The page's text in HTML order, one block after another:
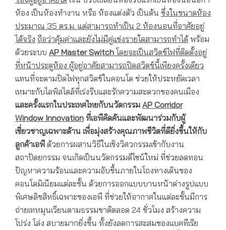
ห้อง เป็นห้องทำงาน หรือ ห้องแต่งตัว เป็นต้น ซึ่งในขนาดห้อง
ประมาณ 35 ตร.ม. แต่สามารถทำเป็น 2 ห้องนอนที่อาศัยอยู่
ได้จริง ถือว่าคุ้มค่าและยังไม่มีคู่แข่งรายใดสามารถทำได้พร้อม
ด้วยระบบ AP Master Switch โดยจะเป็นสวิตช์ไฟที่ติดตั้งอยู่
ที่หน้าประตูห้อง ผู้อยู่อาศัยสามารถปิดสวิตช์นี้เพียงครั้งเดียว
แทนที่จะตามปิดไฟทุกสวิตช์ในคอนโด ช่วยให้ประหยัดเวลา
เหมาะกับไลฟ์สไตล์ที่เร่งรีบและรักความสะดวกของคนเมือง
และครั้งแรกในประเทศไทยกับนวัตกรรม AP Corridor
Window Innovation ที่เอพีคิดค้นและพัฒนาร่วมกับผู้
เชี่ยวชาญเฉพาะด้าน เพื่อมุ่งสร้างคุณภาพชีวิตที่ดียิ่งขึ้นให้กับ
ลูกค้าเอพี ด้วยการผสานวิธีในเชิงวิศวกรรมเข้ากับงาน
สถาปัตยกรรม จนเกิดเป็นนวัตกรรมดีไซน์ใหม่ ที่ช่วยลดทอน
ปัญหาความร้อนและความอับชื้นภายในโถงทางเดินของ
คอนโดมิเนียมแต่ละชั้น ด้วยการออกแบบบานหน้าต่างรูปแบบ
พิเศษลิขสิทธิ์เฉพาะของเอพี ที่ช่วยให้อากาศในแต่ละชั้นมีการ
ถ่ายเทหมุนเวียนตามธรรมชาติตลอด 24 ชั่วโมง สร้างความ
โปร่ง โล่ง สบายมากยิ่งขึ้น ทั้งยังลดการสะสมของแบคทีเรีย